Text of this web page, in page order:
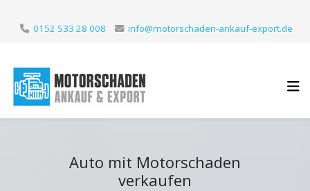
0152 533 28 008 info@motorschaden-ankauf-export.de
Auto mit Motorschaden
verkaufen